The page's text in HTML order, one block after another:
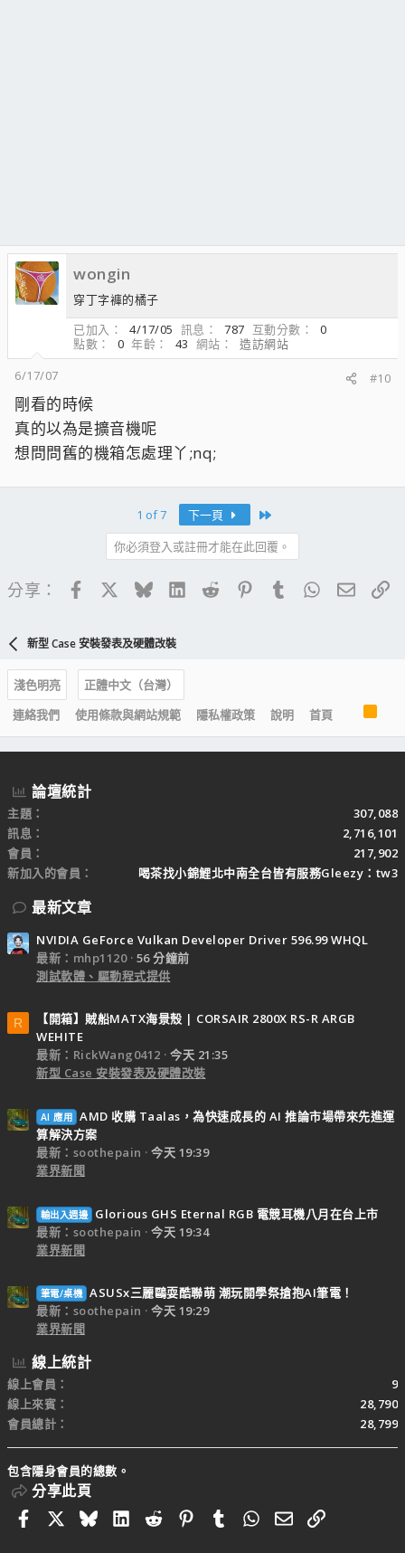
wongin
穿丁字褲的橘子
已加入
4/17/05 訊息 787 互動分數
0
點數
0 年齡 43 網站
造訪網站
6/17/07
#10
剛看的時候
真的以為是擴音機呢
想問問舊的機箱怎處理丫;nq;
1 of 7 下一頁
你必須登入或註冊才能在此回覆。
分享： FacebookBlueskyLinkedIn
Reddit PinterestTumblrWhatsApp
電子
新型 Case 安裝發表及硬體改裝
淺色明亮
正體中文（台灣）
連絡我們
使用條款與網站規範 隱私權政策 說明 首頁
S
論壇統計
主題
307,088
訊息
2,716,101
會員
217,902
新加入的會員
喝茶找小錦鯉北中南全台皆有服務Gleezy：tw3
最新文章
NVIDIA GeForce Vulkan Developer Driver 596.99 WHQL
最新：mhp1120
56 分鐘前
測試軟體、驅動程式提供
R
【開箱】賊船MATX海景殼 | CORSAIR 2800X RS-R ARGB
WEHITE
最新：RickWang0412
今天 21:35
新型 Case 安裝發表及硬體改裝
AI 應用 AMD 收購 Taalas，為快速成長的 AI 推論市場帶來先進運
算解決方案
最新：soothepain
今天 19:39
業界新聞
輸出入週邊
Glorious GHS Eternal RGB 電競耳機八月在台上市
最新：soothepain
今天 19:34
業界新聞
筆電/桌機 ASUSx三麗鷗耍酷聯萌 潮玩開學祭搶抱AI筆電！
最新：soothepain
今天 19:29
業界新聞
線上統計
線上會員
9
線上來賓
28,790
會員總計
28,799
包含隱身會員的總數。
分享此頁
FacebookBlueskyLinkedIn
RedditPinterestTumblrWhatsApp
電子郵件
連結